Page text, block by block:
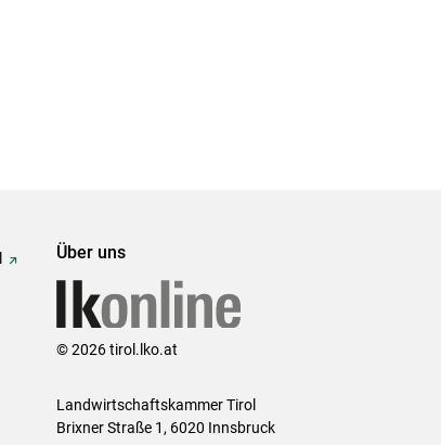
Über uns
© 2026 tirol.lko.at
Landwirtschaftskammer Tirol
Brixner Straße 1, 6020 Innsbruck